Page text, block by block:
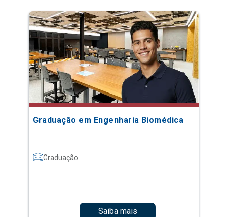
Graduação em Engenharia Biomédica
Graduação
Saiba mais